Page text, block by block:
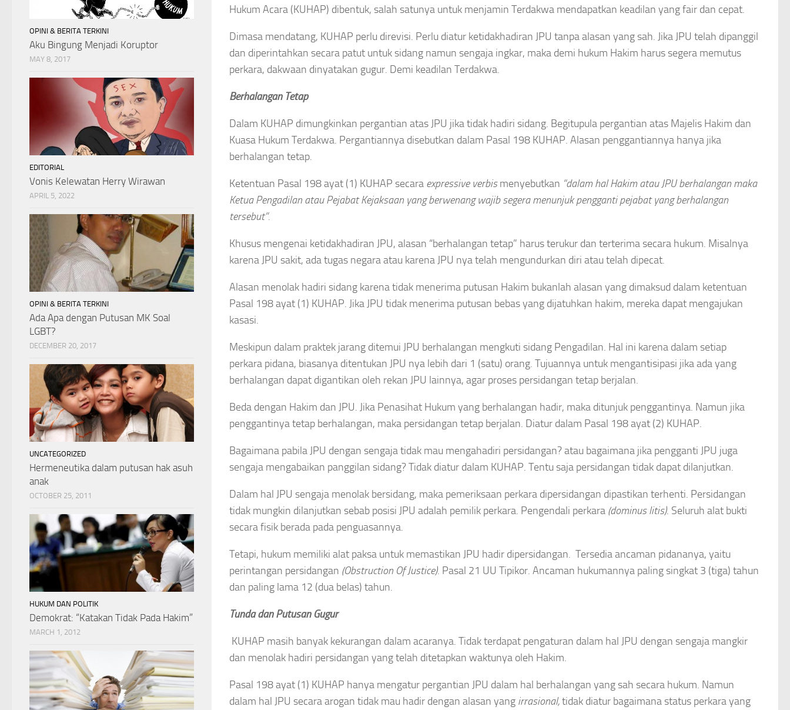
Hukum Acara (KUHAP) dibentuk, salah satunya untuk menjamin Terdakwa mendapatkan keadilan yang fair dan cepat.
Dimasa mendatang, KUHAP perlu direvisi. Perlu diatur ketidakhadiran JPU tanpa alasan yang sah. Jika JPU telah dipanggil
dan diperintahkan secara patut untuk sidang namun sengaja ingkar, maka demi hukum Hakim harus segera memutus
perkara, dakwaan dinyatakan gugur. Demi keadilan Terdakwa.
Berhalangan Tetap
Dalam KUHAP dimungkinkan pergantian atas JPU jika tidak hadiri sidang. Begitupula pergantian atas Majelis Hakim dan
Kuasa Hukum Terdakwa. Pergantiannya disebutkan dalam Pasal 198 KUHAP. Alasan penggantiannya hanya jika
berhalangan tetap.
Ketentuan Pasal 198 ayat (1) KUHAP secara expressive verbismenyebutkan “dalam hal Hakim atau JPU berhalangan maka
Ketua Pengadilan atau Pejabat Kejaksaan yang berwenang wajib segera menunjuk pengganti pejabat yang berhalangan
tersebut”.
Khusus mengenai ketidakhadiran JPU, alasan “berhalangan tetap” harus terukur dan terterima secara hukum. Misalnya
karena JPU sakit, ada tugas negara atau karena JPU nya telah mengundurkan diri atau telah dipecat.
Alasan menolak hadiri sidang karena tidak menerima putusan Hakim bukanlah alasan yang dimaksud dalam ketentuan
Pasal 198 ayat (1) KUHAP. Jika JPU tidak menerima putusan bebas yang dijatuhkan hakim, mereka dapat mengajukan
kasasi.
Meskipun dalam praktek jarang ditemui JPU berhalangan mengkuti sidang Pengadilan. Hal ini karena dalam setiap
perkara pidana, biasanya ditentukan JPU nya lebih dari 1 (satu) orang. Tujuannya untuk mengantisipasi jika ada yang
berhalangan dapat digantikan oleh rekan JPU lainnya, agar proses persidangan tetap berjalan.
Beda dengan Hakim dan JPU. Jika Penasihat Hukum yang berhalangan hadir, maka ditunjuk penggantinya. Namun jika
penggantinya tetap berhalangan, maka persidangan tetap berjalan. Diatur dalam Pasal 198 ayat (2) KUHAP.
Bagaimana pabila JPU dengan sengaja tidak mau mengahadiri persidangan? atau bagaimana jika pengganti JPU juga
sengaja mengabaikan panggilan sidang? Tidak diatur dalam KUHAP. Tentu saja persidangan tidak dapat dilanjutkan.
Dalam hal JPU sengaja menolak bersidang, maka pemeriksaan perkara dipersidangan dipastikan terhenti. Persidangan
tidak mungkin dilanjutkan sebab posisi JPU adalah pemilik perkara. Pengendali perkara (dominus litis). Seluruh alat bukti
secara fisik berada pada penguasannya.
Tetapi, hukum memiliki alat paksa untuk memastikan JPU hadir dipersidangan. Tersedia ancaman pidananya, yaitu
perintangan persidangan (Obstruction Of Justice). Pasal 21 UU Tipikor. Ancaman hukumannya paling singkat 3 (tiga) tahun
dan paling lama 12 (dua belas) tahun.
Tunda dan Putusan Gugur
KUHAP masih banyak kekurangan dalam acaranya. Tidak terdapat pengaturan dalam hal JPU dengan sengaja mangkir
dan menolak hadiri persidangan yang telah ditetapkan waktunya oleh Hakim.
Pasal 198 ayat (1) KUHAP hanya mengatur pergantian JPU dalam hal berhalangan yang sah secara hukum. Namun
dalam hal JPU secara arogan tidak mau hadir dengan alasan yang irrasional,tidak diatur bagaimana status perkara yang
OPINI & BERITA TERKINI
Aku Bingung Menjadi Koruptor
MAY 8, 2017
EDITORIAL
Vonis Kelewatan Herry Wirawan
APRIL 5, 2022
OPINI & BERITA TERKINI
Ada Apa dengan Putusan MK Soal
LGBT?
DECEMBER 20, 2017
UNCATEGORIZED
Hermeneutika dalam putusan hak asuh
anak
OCTOBER 25, 2011
HUKUM DAN POLITIK
Demokrat: “Katakan Tidak Pada Hakim”
MARCH 1, 2012